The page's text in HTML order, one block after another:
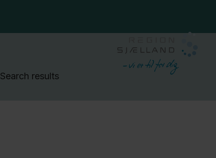
Search results